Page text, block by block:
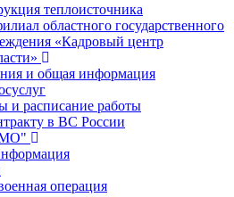
теплоисточника
областного государственного
«Кадровый центр
и общая информация
и расписание работы
в ВС России
операция